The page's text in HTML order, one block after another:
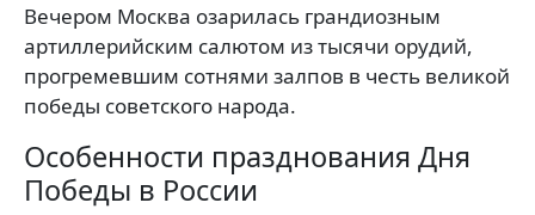
Вечером Москва озарилась грандиозным
артиллерийским салютом из тысячи орудий,
прогремевшим сотнями залпов в честь великой
победы советского народа.
Особенности празднования Дня
Победы в России